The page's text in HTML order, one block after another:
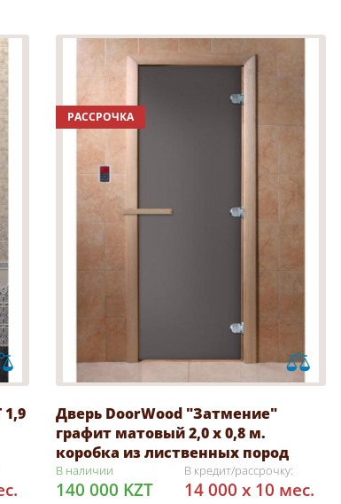
РАССРОЧКА
Дверь DoorWood "Затмение"
графит матовый 2,0 х 0,8 м.
коробка из лиственных пород
В наличии
140 000 KZT
В кредит/рассрочку:
14 000 x 10 мес.